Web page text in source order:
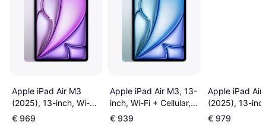
Apple iPad Air M3
(2025), 13-inch, Wi-
Fi+Cellular, 128GB
€ 969
Apple iPad Air M3, 13-
inch, Wi-Fi + Cellular,
128GB, Blue
€ 939
Apple iPad Air
(2025), 13-
Fi+Cellular,
€ 979